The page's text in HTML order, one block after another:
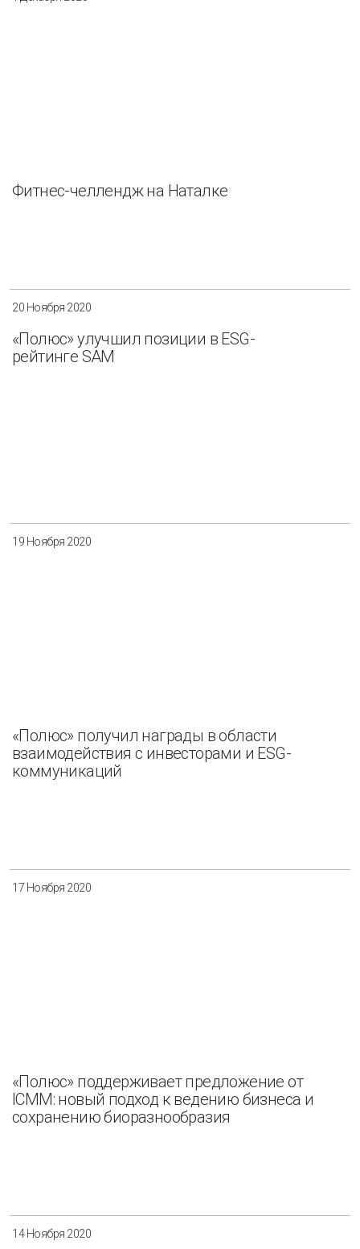
Фитнес-челлендж на Наталке
20 Ноября 2020
«Полюс» улучшил позиции в ESG-
рейтинге SAM
19 Ноября 2020
«Полюс» получил награды в области
взаимодействия с инвесторами и ESG-
коммуникаций
17 Ноября 2020
«Полюс» поддерживает предложение от
ICMM: новый подход к ведению бизнеса и
сохранению биоразнообразия
14 Ноября 2020